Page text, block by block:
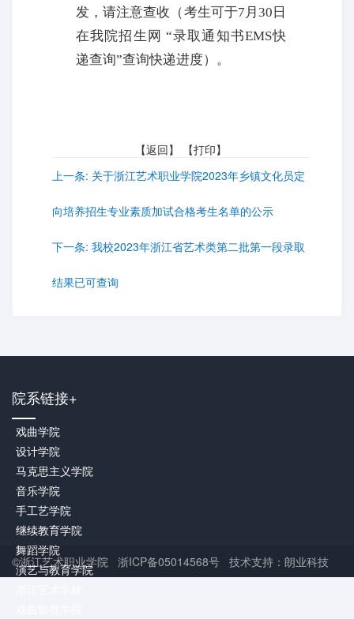
发，请注意查收（考生可于7月30日
在我院招生网 “录取通知书EMS快
递查询”查询快递进度）。
【返回】 【打印】
上一条: 关于浙江艺术职业学院2023年乡镇文化员定
向培养招生专业素质加试合格考生名单的公示
下一条: 我校2023年浙江省艺术类第二批第一段录取
结果已可查询
院系链接+
戏曲学院
设计学院
马克思主义学院
音乐学院
手工艺学院
继续教育学院
舞蹈学院
演艺与教育学院
©浙江艺术职业学院 浙ICP备05014568号 技术支持：朗业科技